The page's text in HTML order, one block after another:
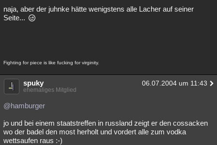
naja, aber der juhnke hätte wenigstens alle Lacher auf seiner
Seite...
Fighting for piece is like fucking for virginity.
spuky 06.07.2004 um 11:43
ehemaliges Mitglied
@hamburger
jo und bei einem staatstreffen in russland zeigt er den cossacken
wo der badel den most herholt und vordert alle zum vodka
wettsaufen raus :-)